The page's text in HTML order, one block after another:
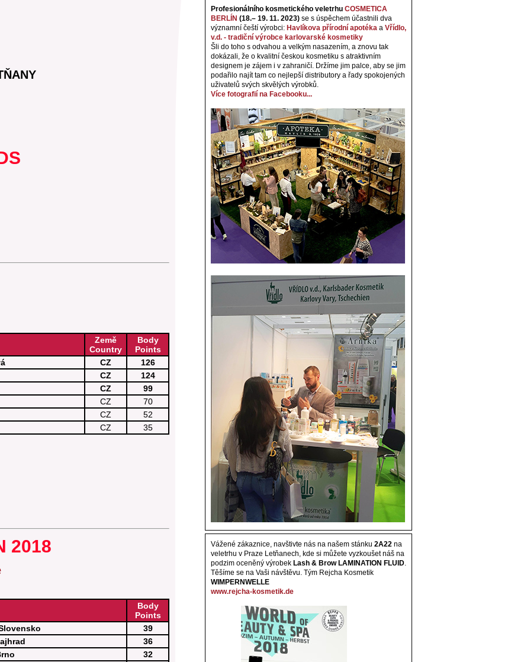
Země
Country
Body
Points
CZ
126
CZ
124
CZ
99
CZ
70
CZ
52
CZ
35
2018
Body
Points
39
36
32
Profesionálního kosmetického veletrhu COSMETICA
BERLÍN (18.– 19. 11. 2023) se s úspěchem účastnili dva
významní čeští výrobci: Havlíkova přírodní apotéka a Vřídlo,
v.d. - tradiční výrobce karlovarské kosmetiky
Šli do toho s odvahou a velkým nasazením, a znovu tak
dokázali, že o kvalitní českou kosmetiku s atraktivním
designem je zájem i v zahraničí. Držíme jim palce, aby se jim
podařilo najít tam co nejlepší distributory a řady spokojených
uživatelů svých skvělých výrobků.
Více fotografií na Facebooku...
Vážené zákaznice, navštivte nás na našem stánku 2A22 na
veletrhu v Praze Letňanech, kde si můžete vyzkoušet náš na
podzim oceněný výrobek Lash & Brow LAMINATION FLUID.
Těšíme se na Vaši návštěvu. Tým Rejcha Kosmetik
WIMPERNWELLE
www.rejcha-kosmetik.de